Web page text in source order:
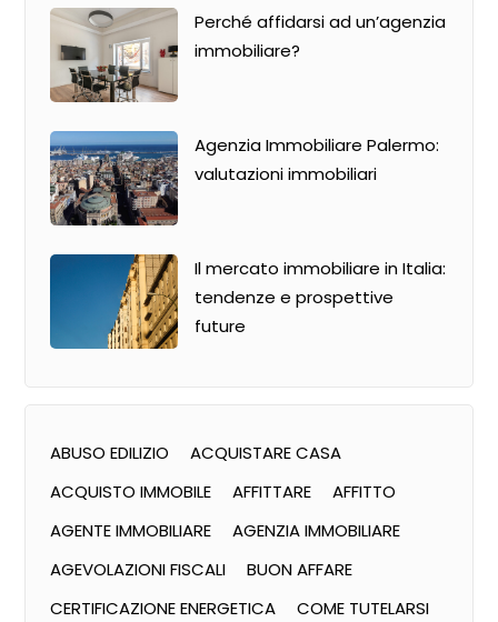
Perché affidarsi ad un’agenzia
immobiliare?
Agenzia Immobiliare Palermo:
valutazioni immobiliari
Il mercato immobiliare in Italia:
tendenze e prospettive
future
ABUSO EDILIZIO
ACQUISTARE CASA
ACQUISTO IMMOBILE
AFFITTARE
AFFITTO
AGENTE IMMOBILIARE
AGENZIA IMMOBILIARE
AGEVOLAZIONI FISCALI
BUON AFFARE
CERTIFICAZIONE ENERGETICA
COME TUTELARSI